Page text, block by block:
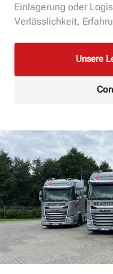
Einlagerung oder
Verlässlichkeit,
Unsere